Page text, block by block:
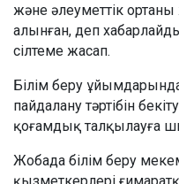
және әлеуметтік
алынған, деп
сілтеме жасап.
Білім беру
пайдалану тәртібін
қоғамдық талқылауға
Жобада білім беру